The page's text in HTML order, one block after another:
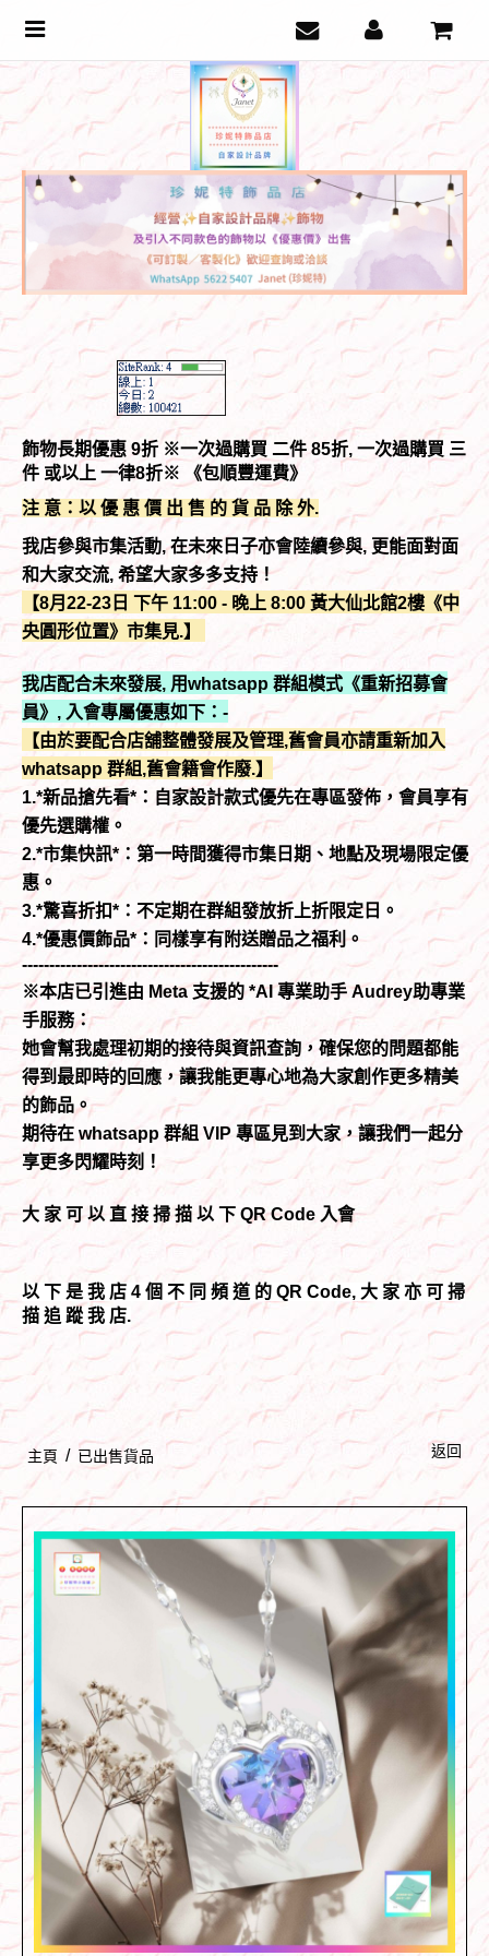
飾物長期優惠 9折 ※一次過購買 二件 85折, 一次過購買 三
件 或以上 一律8折※ 《包順豐運費》
注 意：以 優 惠 價 出 售 的 貨 品 除 外.
我店參與市集活動, 在未來日子亦會陸續參與, 更能面對面
和大家交流, 希望大家多多支持！
【8月22-23日 下午 11:00 - 晚上 8:00 黃大仙北館2樓《中
央圓形位置》市集見.】
我店配合未來發展, 用whatsapp 群組模式《重新招募會
員》, 入會專屬優惠如下：-
【由於要配合店舖整體發展及管理,舊會員亦請重新加入
whatsapp 群組,舊會籍會作廢.】
1.*新品搶先看*：自家設計款式優先在專區發佈，會員享有
優先選購權。
2.*市集快訊*：第一時間獲得市集日期、地點及現場限定優
惠。
3.*驚喜折扣*：不定期在群組發放折上折限定日。
4.*優惠價飾品*：同樣享有附送贈品之福利。
-----------------------------------------------
※本店已引進由 Meta 支援的 *AI 專業助手 Audrey助專業
手服務：
她會幫我處理初期的接待與資訊查詢，確保您的問題都能
得到最即時的回應，讓我能更專心地為大家創作更多精美
的飾品。
期待在 whatsapp 群組 VIP 專區見到大家，讓我們一起分
享更多閃耀時刻！
大 家 可 以 直 接 掃 描 以 下 QR Code 入會
以 下 是 我 店 4 個 不 同 頻 道 的 QR Code, 大 家 亦 可 掃
描 追 蹤 我 店.
Toggle
主頁 / 已出售貨品 返回